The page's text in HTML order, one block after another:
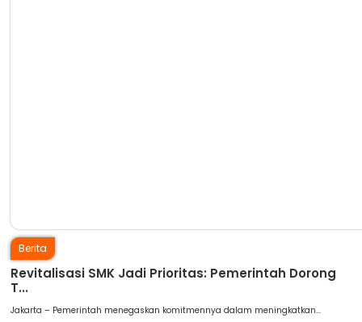
Berita
Revitalisasi SMK Jadi Prioritas: Pemerintah Dorong
T...
Jakarta – Pemerintah menegaskan komitmennya dalam meningkatkan...